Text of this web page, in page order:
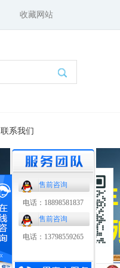
售前咨询
电话：18898581837
售前咨询
电话：13798559265
收藏网站
联系我们